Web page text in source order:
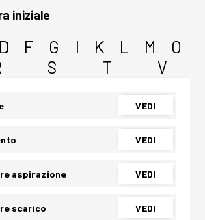
iniziale
D F G I K L M
O
S T V
VEDI
VEDI
aspirazione VEDI
scarico VEDI